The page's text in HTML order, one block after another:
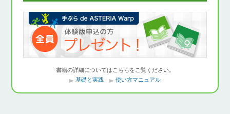
書籍の詳細についてはこちらをご覧ください。
基礎と実践
使い方マニュアル